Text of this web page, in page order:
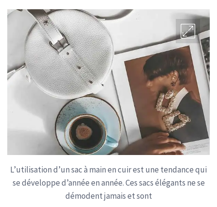
L’utilisation d’un sac à main en cuir est une tendance qui
se développe d’année en année. Ces sacs élégants ne se
démodent jamais et sont